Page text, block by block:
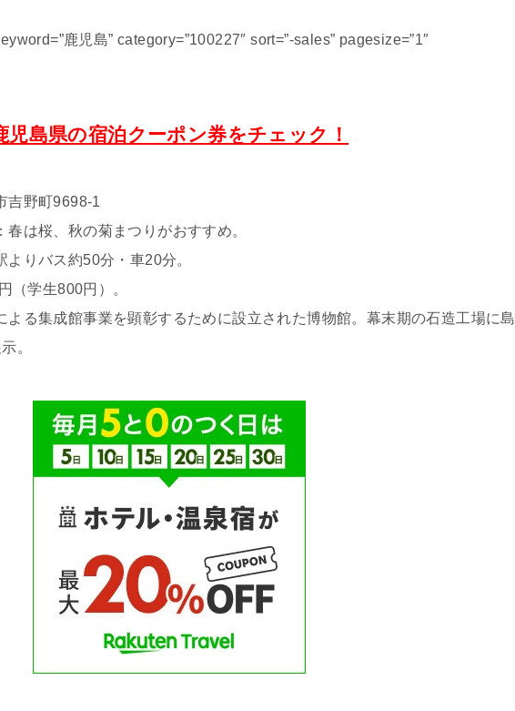
鹿児島” category=”100227″ sort=”-sales” pagesize=”1″
児島県の宿泊クーポン券をチェック！
吉野町9698-1
春は桜、秋の菊まつりがおすすめ。
よりバス約50分・車20分。
（学生800円）。
よる集成館事業を顕彰するために設立された博物館。幕末期の石造工場に島
。